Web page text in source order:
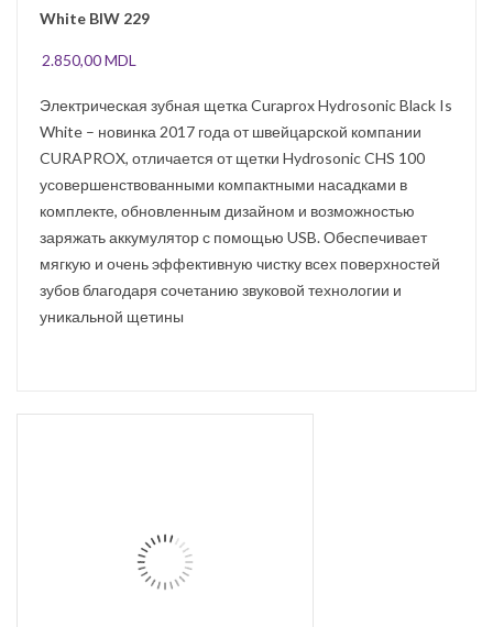
White BIW 229
2.850,00MDL
Электрическая зубная щетка Curaprox Hydrosonic Black Is
White – новинка 2017 года от швейцарской компании
CURAPROX, отличается от щетки Hydrosonic CHS 100
усовершенствованными компактными насадками в
комплекте, обновленным дизайном и возможностью
заряжать аккумулятор с помощью USB. Обеспечивает
мягкую и очень эффективную чистку всех поверхностей
зубов благодаря сочетанию звуковой технологии и
уникальной щетины